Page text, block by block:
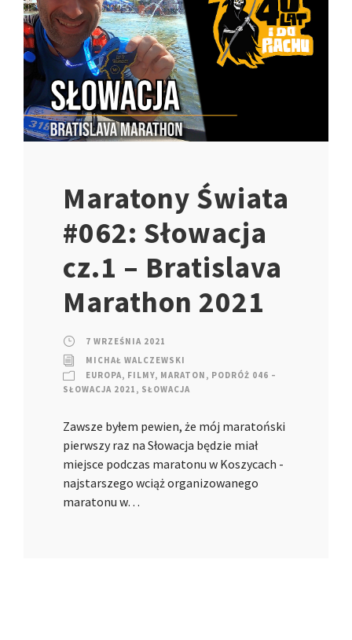
Maratony Świata
#062: Słowacja
cz.1 – Bratislava
Marathon 2021
7 WRZEŚNIA 2021
MICHAŁ WALCZEWSKI
EUROPA, FILMY, MARATON , PODRÓŻ 046 –
SŁOWACJA 2021 , SŁOWACJA
Zawsze byłem pewien, że mój maratoński
pierwszy raz na Słowacja będzie miał
miejsce podczas maratonu w Koszycach -
najstarszego wciąż organizowanego
maratonu w…